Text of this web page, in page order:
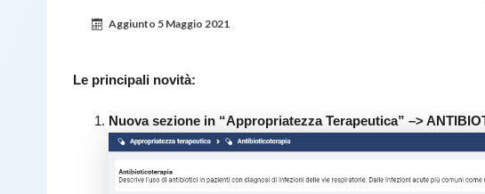
Aggiunto 5 Maggio 2021
Le principali novità:
Nuova sezione in “Appropriatezza Terapeutica” –>